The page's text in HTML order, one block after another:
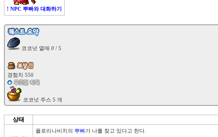
! NPC 뿌빠와 대화하기
코코넛 열매 0 / 5
상태
플로리나비치의 뿌빠가 나를 찾고 있다고 한다.